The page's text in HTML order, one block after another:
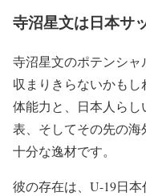
寺沼星文は日本サ
寺沼星文のポテンシャ
収まりきらないかも
体能力と、日本人ら
表、そしてその先の
十分な逸材です。
彼の存在は、U-19日本